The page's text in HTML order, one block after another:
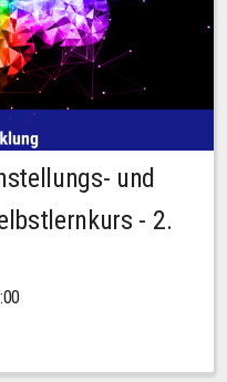
und
- 2.